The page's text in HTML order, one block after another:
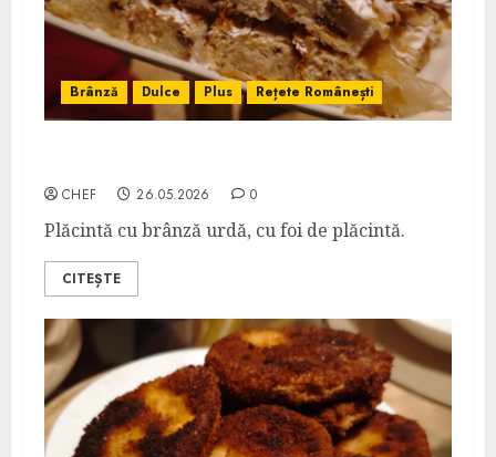
Brânză Dulce Plus Rețete Românești
CHEF 26.05.2026 0
Plăcintă cu brânză urdă, cu foi de plăcintă.
CITEȘTE